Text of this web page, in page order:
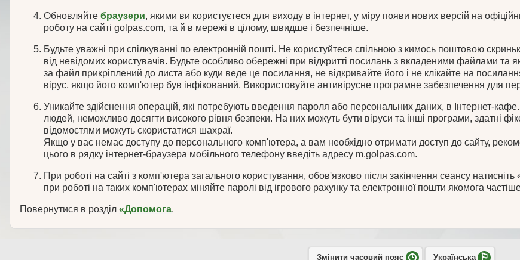
Обновляйте браузери, якими ви користуєтеся для виходу в інтернет, у міру появи нових версій на
роботу на сайті golpas.com, та й в мережі в цілому, швидше і безпечніше.
Будьте уважні при спілкуванні по електронній пошті. Не користуйтеся спільною з кимось поштовою
від невідомих користувачів. Будьте особливо обережні при відкритті посилань з вкладеними файлами та
за файл прикріплений до листа або куди веде це посилання, не відкривайте його і не клікайте на
вірус, якщо його комп'ютер був інфікований. Використовуйте антивірусне програмне забезпечення для
Уникайте здійснення операцій, які потребують введення пароля або персональних даних, в Інтернет-
людей, неможливо досягти високого рівня безпеки. На них можуть бути віруси та інші програми, здатні
відомостями можуть скористатися шахраї.
Якщо у вас немає доступу до персонального комп'ютера, а вам необхідно отримати доступ до сайту,
цього в рядку інтернет-браузера мобільного телефону введіть адресу m.golpas.com.
При роботі на сайті з комп'ютера загального користування, обов'язково після закінчення сеансу
при роботі на таких комп'ютерах міняйте паролі від ігрового рахунку та електронної пошти якомога
Повернутися в розділ «Допомога.
Змінити часовий пояс Українська